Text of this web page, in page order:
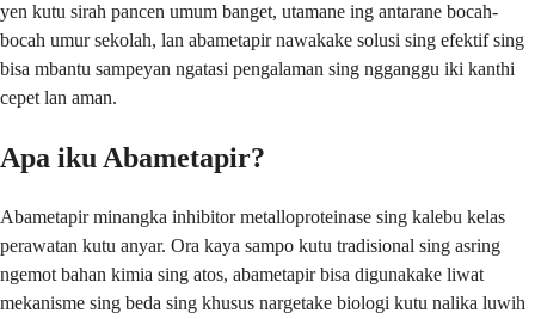
yen kutu sirah pancen umum banget, utamane ing antarane bocah-
bocah umur sekolah, lan abametapir nawakake solusi sing efektif sing
bisa mbantu sampeyan ngatasi pengalaman sing ngganggu iki kanthi
cepet lan aman.
Apa iku Abametapir?
Abametapir minangka inhibitor metalloproteinase sing kalebu kelas
perawatan kutu anyar. Ora kaya sampo kutu tradisional sing asring
ngemot bahan kimia sing atos, abametapir bisa digunakake liwat
mekanisme sing beda sing khusus nargetake biologi kutu nalika luwih